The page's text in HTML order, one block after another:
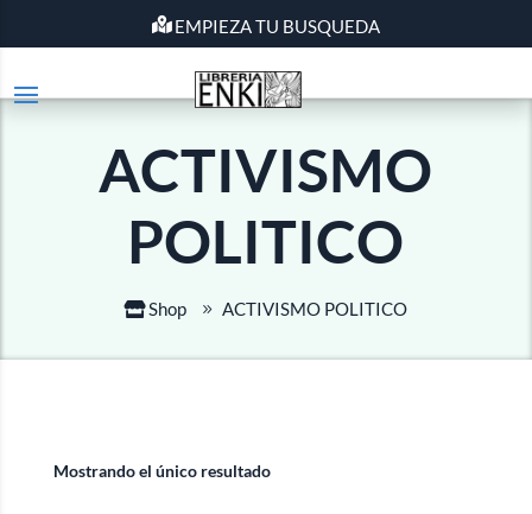
EMPIEZA TU BUSQUEDA
ACTIVISMO
POLITICO
Shop ACTIVISMO POLITICO
Mostrando el único resultado